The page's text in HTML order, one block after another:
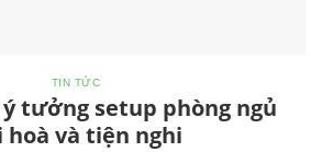
TIN TỨC
tưởng setup phòng ngủ
hoà và tiện nghi